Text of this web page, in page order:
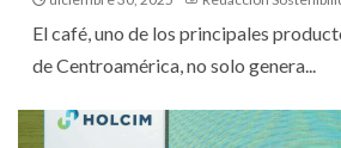
El café, uno de los principales
de Centroamérica, no solo genera...